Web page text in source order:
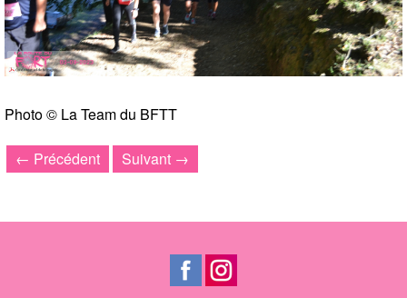
Photo © La Team du BFTT
← Précédent Suivant →